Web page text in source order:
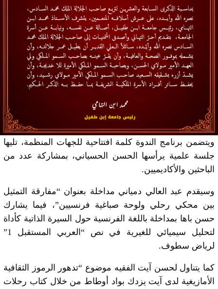
ويتضمن برنامج الندوة كلمة افتتاحية للجهات المنظمة، تليها
جلسة علمية يرأسها الحسن الحسياني، بمشاركة عدد من
الباحثين والأكاديميين.
وسيقدم عبد العالي دمياني مداخلة بعنوان “مفارقة التمثيل
بين محكي رحلي ولوحة صباغية فرنسيين”، فيما يشارك
حسن باها بمداخلة باللغة الفرنسية حول السيرة الذاتية كأداة
لتحليل سيميائي للغيرية في نص “العربي المستقبل 1”
لرياض سطوف.
كما يتناول لحسن آيت الفقيه موضوع “تدهور الرموز الثقافية
الأمازيغية لدى آيت يزدك بواد أوطاط من خلال كتاب رحلات